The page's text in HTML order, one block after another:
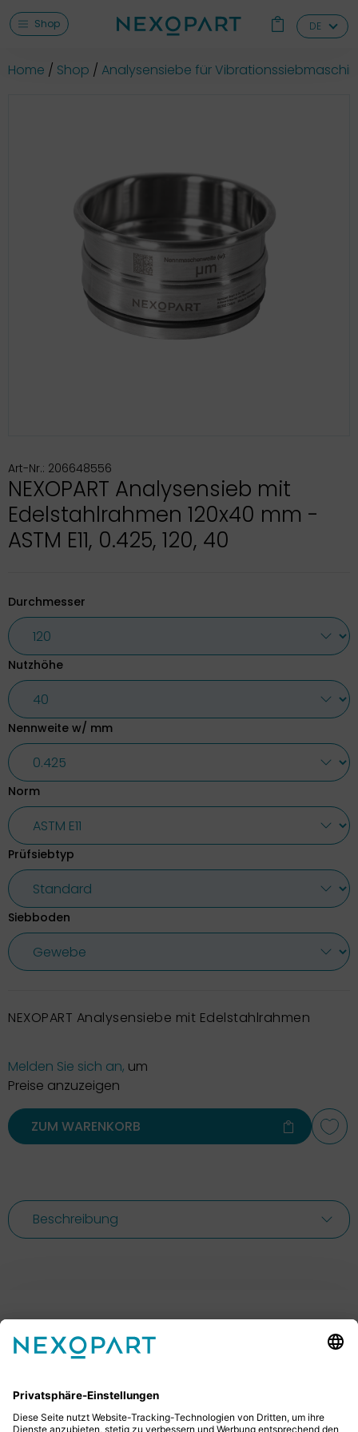
Shop DE
Home Shop Analysensiebe für
Art-Nr.: 206648556
NEXOPART Analysensieb mit
Edelstahlrahmen 120x40 mm -
ASTM E11, 0.425, 120, 40
Durchmesser
Nutzhöhe
Nennweite w/ mm
Norm
Prüfsiebtyp
Siebboden
NEXOPART Analysensiebe mit Edelstahlrahmen
Melden Sie sich an, um
Preise anzuzeigen
ZUM WARENKORB
Beschreibung
Ihr Kontakt zu uns.
schreiben uns eine E-Mail.
+49 2522 59084 0